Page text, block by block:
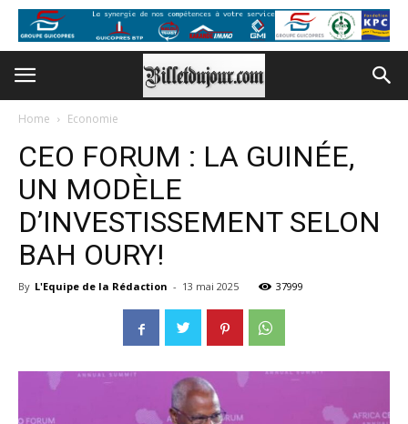
Home Economie
CEO FORUM : LA GUINÉE,
UN MODÈLE
D’INVESTISSEMENT SELON
BAH OURY!
By L'Equipe de la Rédaction - 13 mai 2025 37999